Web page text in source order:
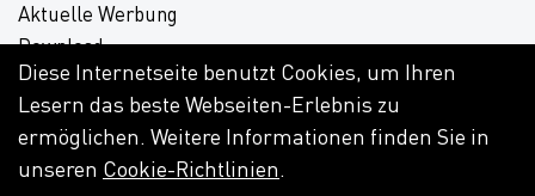
Aktuelle Werbung
Download
Diese Internetseite benutzt Cookies, um Ihren
Lesern das beste Webseiten-Erlebnis zu
ermöglichen. Weitere Informationen finden Sie in
unseren Cookie-Richtlinien.